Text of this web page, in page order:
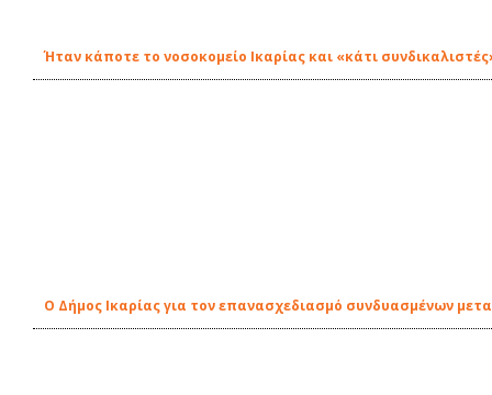
Ήταν κάποτε το νοσοκομείο Ικαρίας και «κάτι
O Δήμος Ικαρίας για τον επανασχεδιασμό συνδυασμένων